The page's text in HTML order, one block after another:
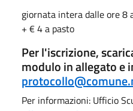
giornata intera dalle ore 8
+ € 4 a pasto
Per l'iscrizione,
modulo in allegato e
Per informazioni: Ufficio